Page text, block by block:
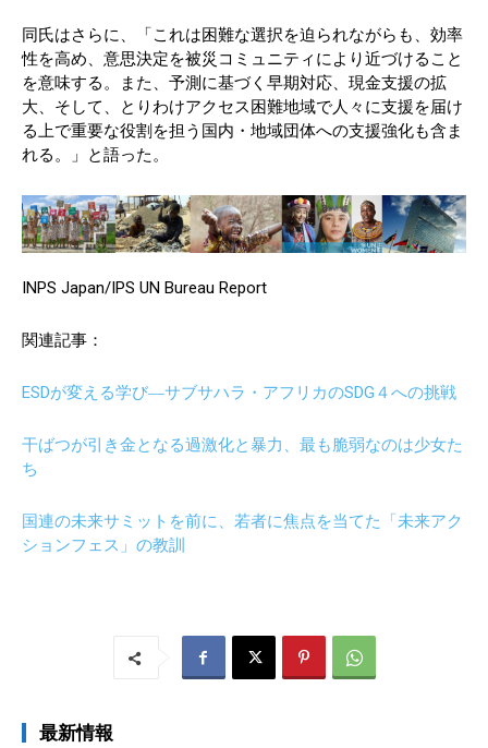
同氏はさらに、「これは困難な選択を迫られながらも、効率
性を高め、意思決定を被災コミュニティにより近づけること
を意味する。また、予測に基づく早期対応、現金支援の拡
大、そして、とりわけアクセス困難地域で人々に支援を届け
る上で重要な役割を担う国内・地域団体への支援強化も含ま
れる。」と語った。
INPS Japan/IPS UN Bureau Report
関連記事：
ESDが変える学び―サブサハラ・アフリカのSDG４への挑戦
干ばつが引き金となる過激化と暴力、最も脆弱なのは少女た
ち
国連の未来サミットを前に、若者に焦点を当てた「未来アク
ションフェス」の教訓
最新情報